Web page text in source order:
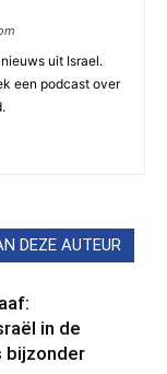
uit Israel.
een podcast over
DEZE AUTEUR
in de
bijzonder